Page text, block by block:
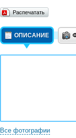
Распечатать
ОПИСАНИЕ
Все фотографии